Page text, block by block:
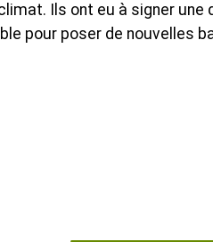
Ils ont eu à signer une
pour poser de nouvelles